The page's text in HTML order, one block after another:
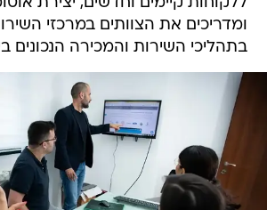
ומדריכים את הצוותים במרכזי
בתהליכי השירות והמכירה הנכונים